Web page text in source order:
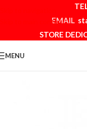
Skip to main content
EMAIL
STORE
MENU